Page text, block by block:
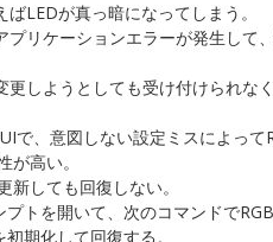
LEDが真っ暗になってしまう。
リケーションエラーが発生して
しようとしても受け付けられなく
で、意図しない設定ミスによって
が高い。
新しても回復しない。
トを開いて、次のコマンドで
期化して回復する。